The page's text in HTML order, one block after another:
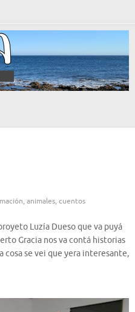
, animales, cuentos
Luzía Dueso que va puyá
Gracia nos va contá historias
cosa se vei que yera interesante,